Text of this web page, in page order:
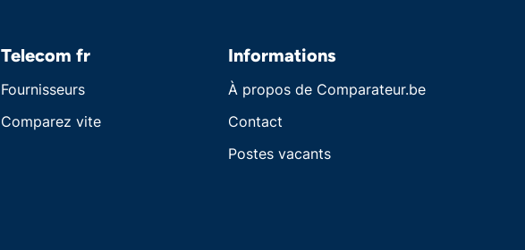
Telecom fr
Fournisseurs
Comparez vite
Informations
À propos de Comparateur.be
Contact
Postes vacants